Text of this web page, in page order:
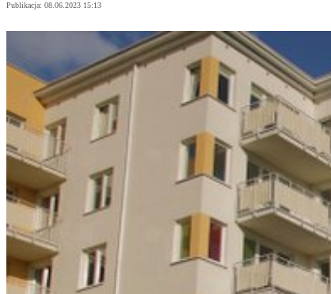
Publikacja: 08.06.2023 15:13